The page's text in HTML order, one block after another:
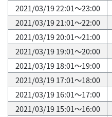
2021/03/19 22:01～23:00
2021/03/19 21:01～22:00
2021/03/19 20:01～21:00
2021/03/19 19:01～20:00
2021/03/19 18:01～19:00
2021/03/19 17:01～18:00
2021/03/19 16:01～17:00
2021/03/19 15:01～16:00